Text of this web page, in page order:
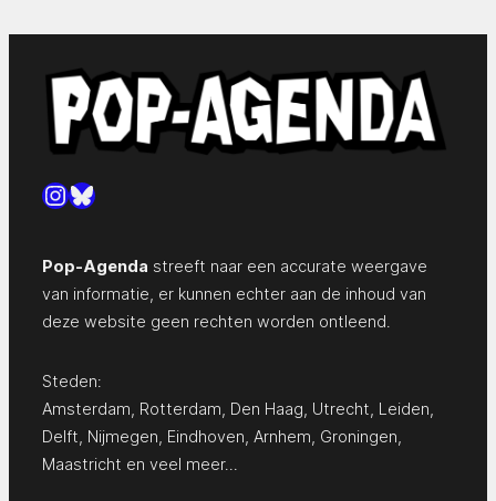
Instagram
Bluesky
Pop-Agenda streeft naar een accurate weergave
van informatie, er kunnen echter aan de inhoud van
deze website geen rechten worden ontleend.
Steden:
Amsterdam Rotterdam Den Haag Utrecht Leiden
Delft Nijmegen Eindhoven Arnhem Groningen
Maastricht en veel meer…